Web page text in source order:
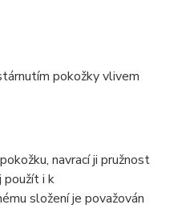
pokožky vlivem
navrací ji pružnost
použít i k
složení je považován